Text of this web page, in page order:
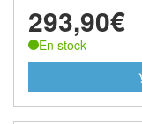
293,90€
En stock